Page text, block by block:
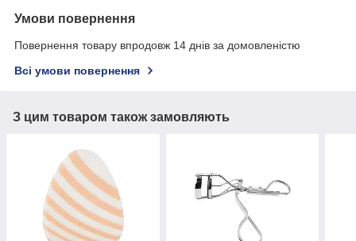
Умови повернення
Повернення товару впродовж 14 днів за домовленістю
Всі умови повернення
З цим товаром також замовляють